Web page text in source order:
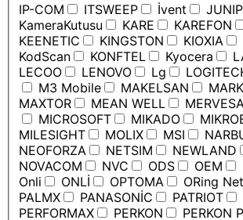
IP-COM
ITSWEEP İvent
KameraKutusu
KARE KAREFON
KEENETIC
KINGSTON KIOXIA
KodScan
KONFTEL Kyocera
LECOO
LENOVO Lg
M3 Mobile
MAKELSAN
MAXTOR
MEAN WELL
MICROSOFT
MIKADO
MILESIGHT
MOLIX MSI
NEOFORZA
NETSIM NEWLAND
NOVACOM
NVC ODS OEM
Onli
ONLİ OPTOMA
ORing
PALMX
PANASONİC PATRIOT
PERFORMAX
PERKON
PERKON